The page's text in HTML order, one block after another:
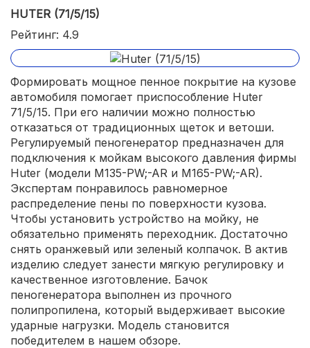
HUTER (71/5/15)
Рейтинг: 4.9
Формировать мощное пенное покрытие на кузове
автомобиля помогает приспособление Huter
71/5/15. При его наличии можно полностью
отказаться от традиционных щеток и ветоши.
Регулируемый пеногенератор предназначен для
подключения к мойкам высокого давления фирмы
Huter (модели M135-PW;-AR и M165-PW;-AR).
Экспертам понравилось равномерное
распределение пены по поверхности кузова.
Чтобы установить устройство на мойку, не
обязательно применять переходник. Достаточно
снять оранжевый или зеленый колпачок. В актив
изделию следует занести мягкую регулировку и
качественное изготовление. Бачок
пеногенератора выполнен из прочного
полипропилена, который выдерживает высокие
ударные нагрузки. Модель становится
победителем в нашем обзоре.